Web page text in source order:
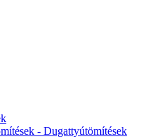
- Dugattyútömítések